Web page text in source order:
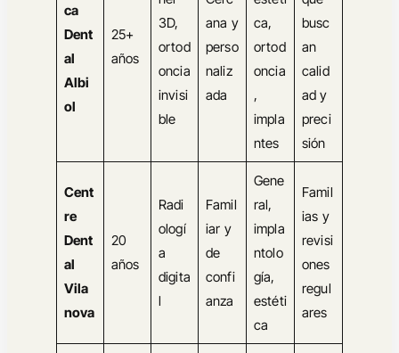
ca
Dent
al
Albi
ol
25+
años
3D,
ortod
oncia
invisi
ble
ana y
perso
naliz
ada
ca,
ortod
oncia
,
impla
ntes
busc
an
calid
ad y
preci
sión
Cent
re
Dent
al
Vila
nova
20
años
Radi
ologí
a
digita
l
Famil
iar y
de
confi
anza
Gene
ral,
impla
ntolo
gía,
estéti
ca
Famil
ias y
revisi
ones
regul
ares